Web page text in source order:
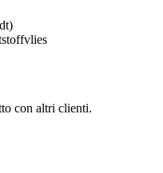
con altri clienti.